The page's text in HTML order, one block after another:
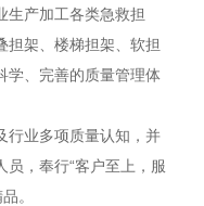
生产加工各类急救担
担架、楼梯担架、软担
学、完善的质量管理体
行业多项质量认知，并
，奉行“客户至上，服
。